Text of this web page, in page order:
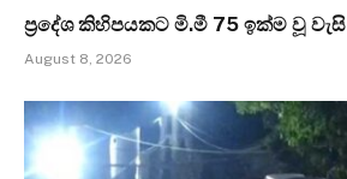
ප්‍රදේශ කිහිපයකට මි.මී 75 ඉක්ම වූ වැසි
August 8, 2026